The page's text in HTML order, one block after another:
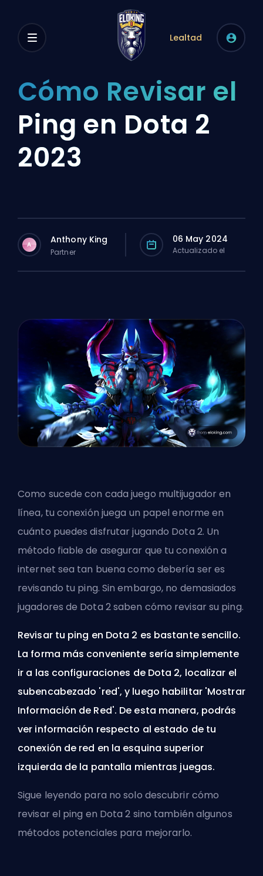
Lealtad
Cómo Revisar el
Ping en Dota 2
2023
A Anthony King
Partner
06 May 2024
Actualizado el
Como sucede con cada juego multijugador en
línea, tu conexión juega un papel enorme en
cuánto puedes disfrutar jugando Dota 2. Un
método fiable de asegurar que tu conexión a
internet sea tan buena como debería ser es
revisando tu ping. Sin embargo, no demasiados
jugadores de Dota 2 saben cómo revisar su ping.
Revisar tu ping en Dota 2 es bastante sencillo.
La forma más conveniente sería simplemente
ir a las configuraciones de Dota 2, localizar el
subencabezado 'red', y luego habilitar 'Mostrar
Información de Red'. De esta manera, podrás
ver información respecto al estado de tu
conexión de red en la esquina superior
izquierda de la pantalla mientras juegas.
Sigue leyendo para no solo descubrir cómo
revisar el ping en Dota 2 sino también algunos
métodos potenciales para mejorarlo.